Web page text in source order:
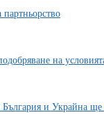
на
и Украйна